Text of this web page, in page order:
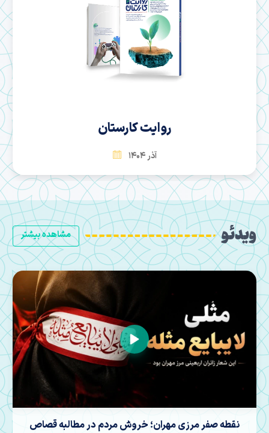
سها
بهمن 1404
مشاهده بیشتر ویدئو
موکبی که افتتاح شد